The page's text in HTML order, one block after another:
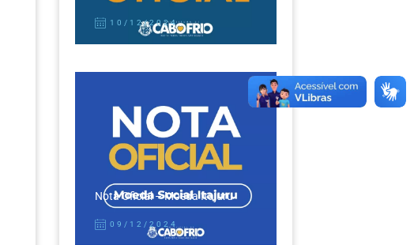
10/12/2024
Nota Oficial – Moeda Itajuru
09/12/2024